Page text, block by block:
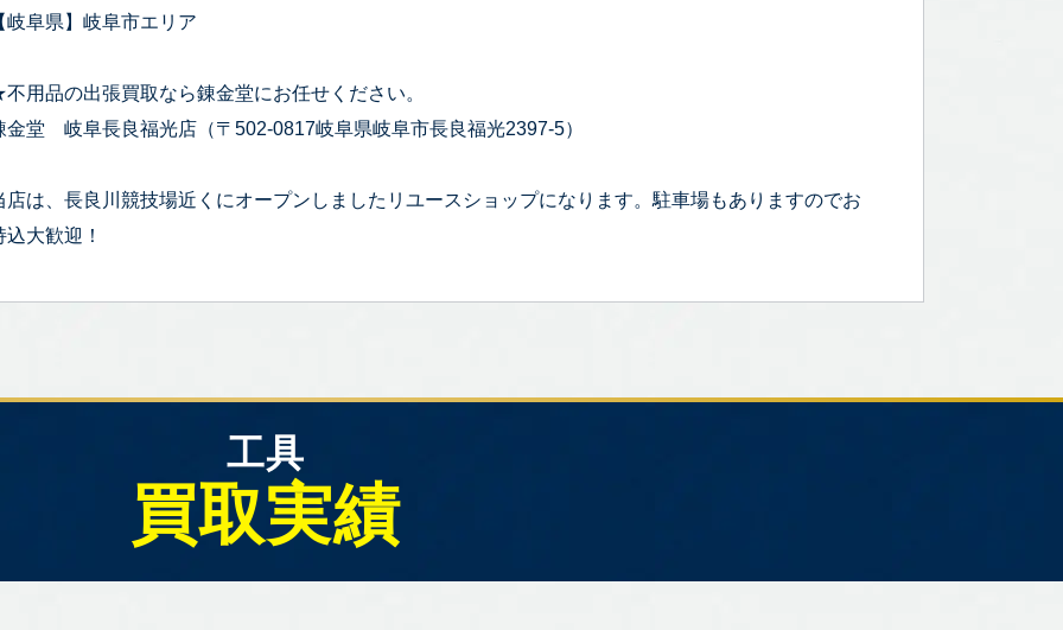
岐阜県】岐阜市エリア
用品の出張買取なら錬金堂にお任せください。
金堂 岐阜長良福光店（〒502-0817岐阜県岐阜市長良福光2397-5）
店は、長良川競技場近くにオープンしましたリユースショップになります。駐車場もありますのでお
込大歓迎！
工具
買取実績